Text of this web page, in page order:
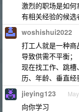
激烈的职场是如
有相关经验的候选
woshishui2022
打工人就是一种商
导致供需不平衡；
现在找工作、跳
历、年龄、垂直经
jieying123
向你学习